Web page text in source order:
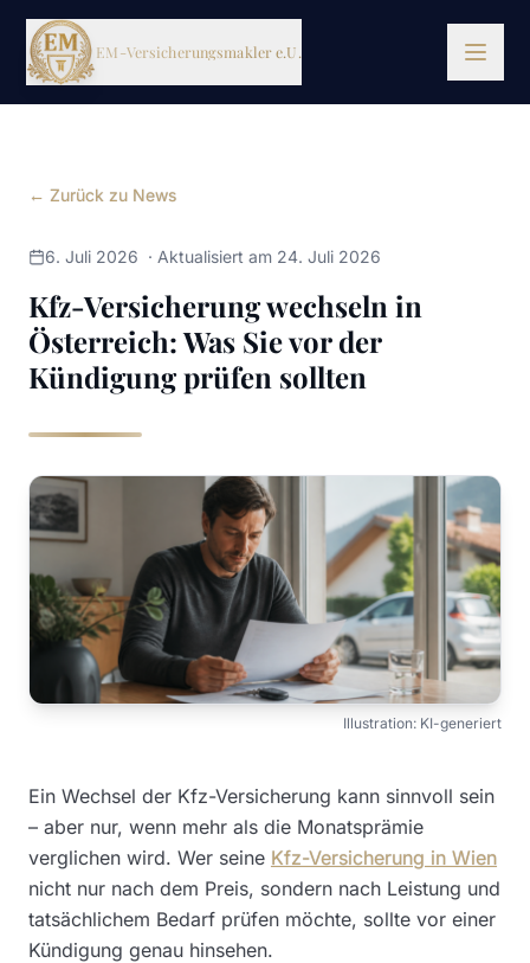
EM-Versicherungsmakler e.U.
← Zurück zu News
6. Juli 2026 · Aktualisiert am 24. Juli 2026
Kfz-Versicherung wechseln in
Österreich: Was Sie vor der
Kündigung prüfen sollten
Illustration: KI-generiert
Ein Wechsel der Kfz-Versicherung kann sinnvoll sein
– aber nur, wenn mehr als die Monatsprämie
verglichen wird. Wer seine Kfz-Versicherung in Wien
nicht nur nach dem Preis, sondern nach Leistung und
tatsächlichem Bedarf prüfen möchte, sollte vor einer
Kündigung genau hinsehen.